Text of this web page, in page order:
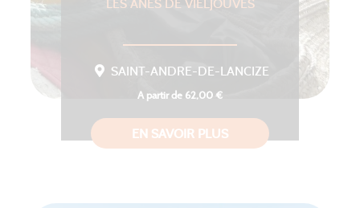
LES ÂNES DE VIELJOUVES
SAINT-ANDRE-DE-LANCIZE
A partir de 62,00 €
EN SAVOIR PLUS